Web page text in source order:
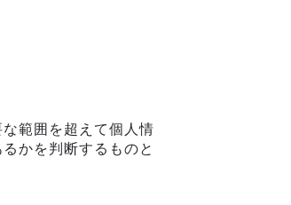
範囲を超えて個人情
かを判断するものと